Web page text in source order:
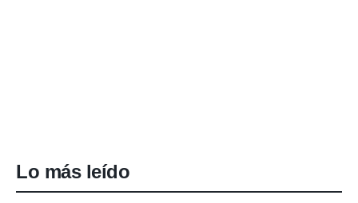
Lo más leído